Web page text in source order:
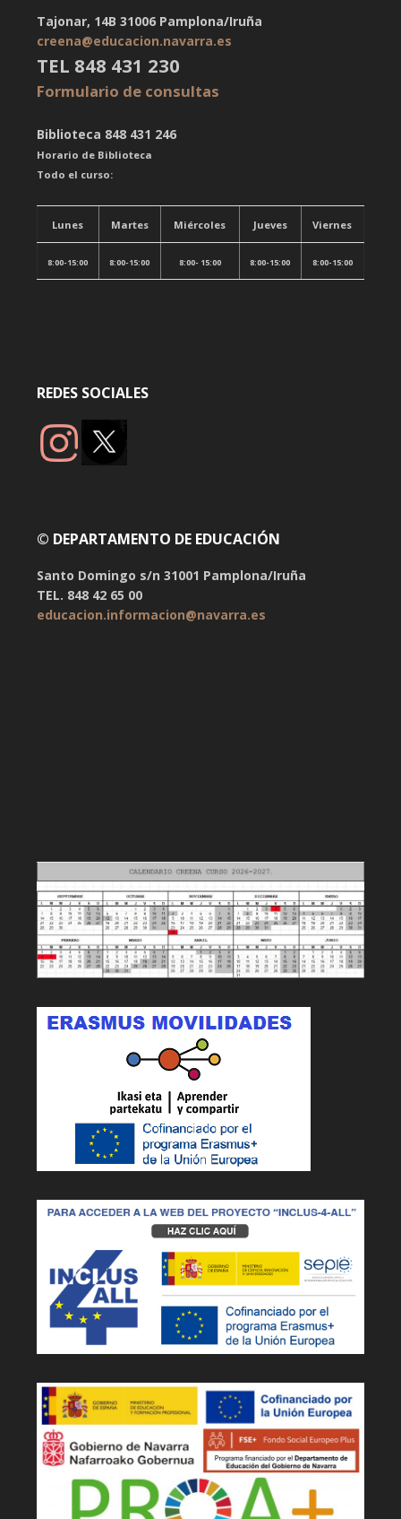
Tajonar, 14B 31006 Pamplona/Iruña
creena@educacion.navarra.es
TEL 848 431 230
Formulario de consultas
Biblioteca 848 431 246
Horario de Biblioteca
Todo el curso:
Lunes Martes Miércoles Jueves Viernes
8:00-15:00 8:00-15:00 8:00- 15:00 8:00-15:00 8:00-15:00
REDES SOCIALES
© DEPARTAMENTO DE EDUCACIÓN
Santo Domingo s/n 31001 Pamplona/Iruña
TEL. 848 42 65 00
educacion.informacion@navarra.es